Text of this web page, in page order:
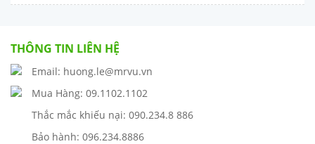
THÔNG TIN LIÊN HỆ
Email: huong.le@mrvu.vn
Mua Hàng: 09.1102.1102
Thắc mắc khiếu nại: 090.234.8 886
Bảo hành: 096.234.8886